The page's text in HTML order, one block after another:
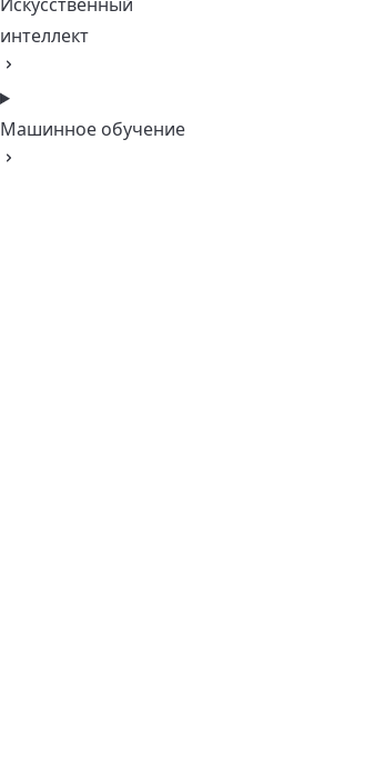
интеллект
Машинное обучение